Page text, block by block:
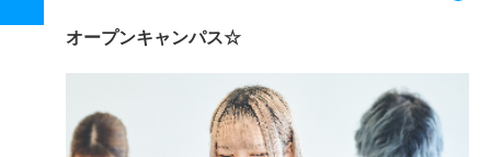
オープンキャンパス☆